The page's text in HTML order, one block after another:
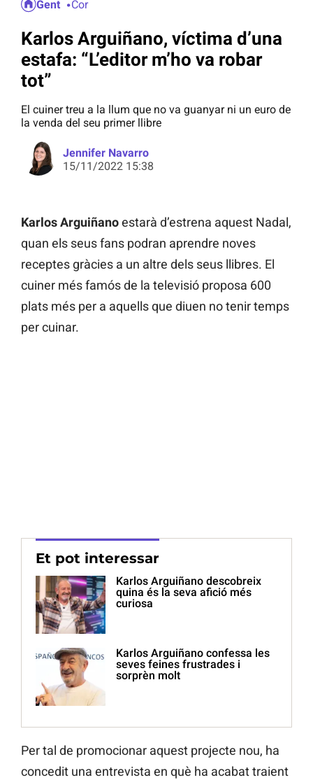
Gent Cor
Karlos Arguiñano, víctima d’una
estafa: “L’editor m’ho va robar
tot”
El cuiner treu a la llum que no va guanyar ni un euro de
la venda del seu primer llibre
Jennifer Navarro
15/11/2022 15:38
Karlos Arguiñanoestarà d’estrena aquest Nadal,
quan els seus fans podran aprendre noves
receptes gràcies a un altre dels seus llibres. El
cuiner més famós de la televisió proposa 600
plats més per a aquells que diuen no tenir temps
per cuinar.
Et pot interessar
Karlos Arguiñano descobreix
quina és la seva afició més
curiosa
Karlos Arguiñano confessa les
seves feines frustrades i
sorprèn molt
Per tal de promocionar aquest projecte nou, ha
concedit una entrevista en què ha acabat traient